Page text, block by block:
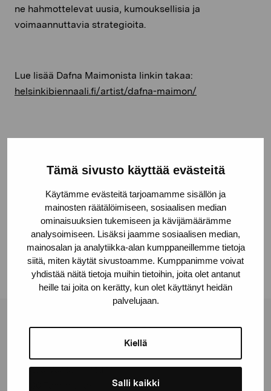
Tämä sivusto käyttää evästeitä
Käytämme evästeitä tarjoamamme sisällön ja
mainosten räätälöimiseen, sosiaalisen median
ominaisuuksien tukemiseen ja kävijämäärämme
analysoimiseen. Lisäksi jaamme sosiaalisen median,
mainosalan ja analytiikka-alan kumppaneillemme tietoja
siitä, miten käytät sivustoamme. Kumppanimme voivat
yhdistää näitä tietoja muihin tietoihin, joita olet antanut
heille tai joita on kerätty, kun olet käyttänyt heidän
palvelujaan.
Kiellä
Salli kaikki
Facebook
Linkedin
ne hahmottelevat uusia, kumouksellisia ja
voimaannuttavia strategioita.
Lue lisää Dafna Maimonista linkin takaa:
helsinkibiennaali.fi/artist/dafna-maimon/
Kuva: Anton Stüber
Pro Artibus -säätiö
Kustaa Vaasan katu 11